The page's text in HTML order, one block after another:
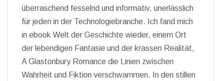
überraschend fesselnd und informativ, unerlässlich
für jeden in der Technologiebranche. Ich fand mich
in ebook Welt der Geschichte wieder, einem Ort
der lebendigen Fantasie und der krassen Realität,
A Glastonbury Romance die Linien zwischen
Wahrheit und Fiktion verschwammen. In den stillen